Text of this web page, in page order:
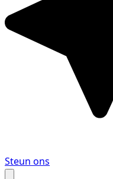
Steun ons